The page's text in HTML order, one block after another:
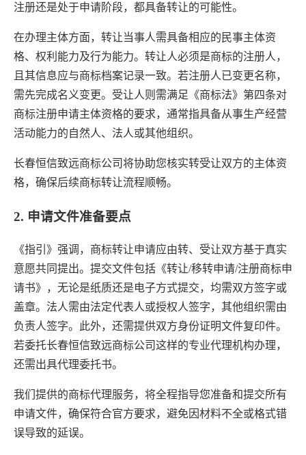
注册还是处于申请阶段，都具备转让的可能性。
在办理主体方面，转让当事人需具备相应的民事主体资
格、权利能力及行为能力。转让人必须是商标的注册人，
且其信息应与商标档案记录一致。若注册人已变更名称，
需先完成名义变更。受让人则需满足《商标法》第四条对
商标注册申请主体资格的要求，通常指具备从事生产经营
活动能力的自然人、法人或其他组织。
长春恒信致远商标公司将协助您核实转受让双方的主体资
格，确保后续商标转让流程顺畅。
2. 申请文件准备要点
《指引》强调，商标转让申请应由转、受让双方基于真实
意愿共同提出。提交文件包括《转让/移转申请/注册商标申
请书》，无论是纸质还是电子方式提交，均需双方签字或
盖章。法人需由法定代表人或授权人签字，其他组织需由
负责人签字。此外，还需提供双方身份证明文件复印件。
若委托长春恒信致远商标公司这样的专业代理机构办理，
还需出具代理委托书。
我们提供的商标代理服务，将全程指导您准备和提交所有
申请文件，确保符合官方要求，避免因材料不全或格式错
误导致的延误。